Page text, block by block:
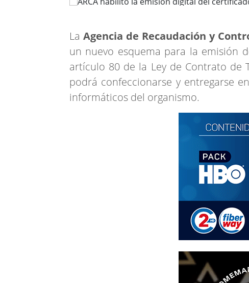
La Agencia de Recaudación y
un nuevo esquema para la emisión
artículo 80 de la Ley de Contrato de
podrá confeccionarse y entregarse
informáticos del organismo.